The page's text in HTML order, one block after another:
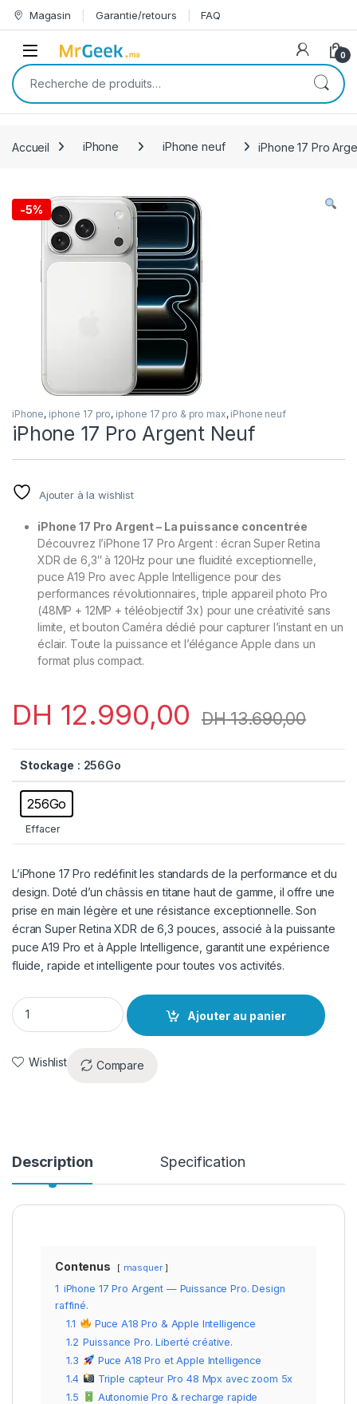
Skip to navigation
Skip to content
Magasin Garantie/retours FAQ
Open 0
Recherche pour :
Accueil iPhone iPhone neuf iPhone 17 Pro
-5%
iPhone, iphone 17 pro, iphone 17 pro & pro max, iPhone neuf
iPhone 17 Pro Argent Neuf
Ajouter à la wishlist
iPhone 17 Pro Argent – La puissance concentrée
Découvrez l’iPhone 17 Pro Argent : écran Super Retina
XDR de 6,3″ à 120Hz pour une fluidité exceptionnelle,
puce A19 Pro avec Apple Intelligence pour des
performances révolutionnaires, triple appareil photo Pro
(48MP + 12MP + téléobjectif 3x) pour une créativité sans
limite, et bouton Caméra dédié pour capturer l’instant en un
éclair. Toute la puissance et l’élégance Apple dans un
format plus compact.
DH 12.990,00 DH13.690,00
Stockage : 256Go
256Go
Effacer
L’iPhone 17 Pro redéfinit les standards de la performance et du
design. Doté d’un châssis en titane haut de gamme, il offre une
prise en main légère et une résistance exceptionnelle. Son
écran Super Retina XDR de 6,3 pouces, associé à la puissante
puce A19 Pro et à Apple Intelligence, garantit une expérience
fluide, rapide et intelligente pour toutes vos activités.
iPhone 17 Pro Argent Neuf quantity
Ajouter au panier
Wishlist Compare
Description Specification
Contenus masquer
1 iPhone 17 Pro Argent — Puissance Pro. Design
raffiné.
1.1
Puce A18 Pro & Apple Intelligence
1.2 Puissance Pro. Liberté créative.
1.3
Puce A18 Pro et Apple Intelligence
1.4
Triple capteur Pro 48 Mpx avec zoom 5x
1.5
Autonomie Pro & recharge rapide